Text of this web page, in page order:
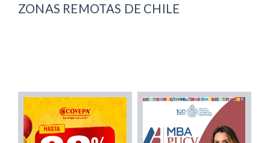
ZONAS REMOTAS DE CHILE